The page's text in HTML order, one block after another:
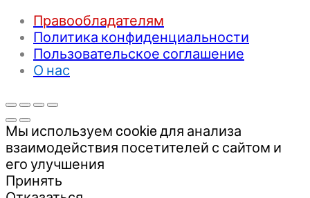
Правообладателям
Политика конфиденциальности
Пользовательское соглашение
О нас
Мы используем cookie для анализа
взаимодействия посетителей с сайтом и
его улучшения
Принять